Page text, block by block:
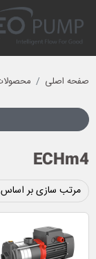
صفحه اصلی
ECHm4
مرتب سازی بر